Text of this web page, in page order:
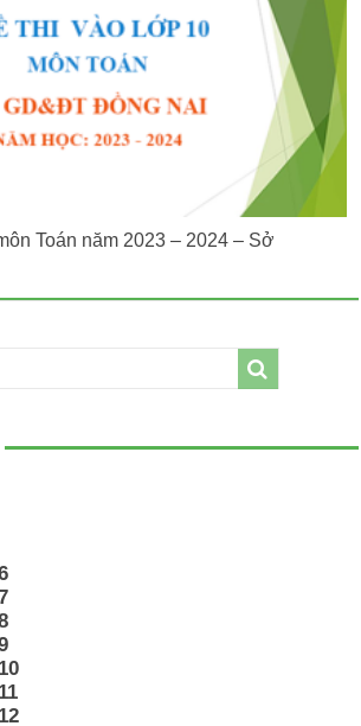
Toán năm 2023 – 2024 – Sở